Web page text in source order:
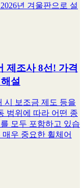
년 겨울판으로 설
제조사 8선! 가격
설
시 보조금 제도 등을
범위에 따라 어떤 종
모두 포함하고 있습
우 중요한 휠체어